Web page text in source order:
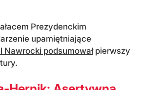
Prezydenckim
upamiętniające
Nawrocki podsumowałpierwszy